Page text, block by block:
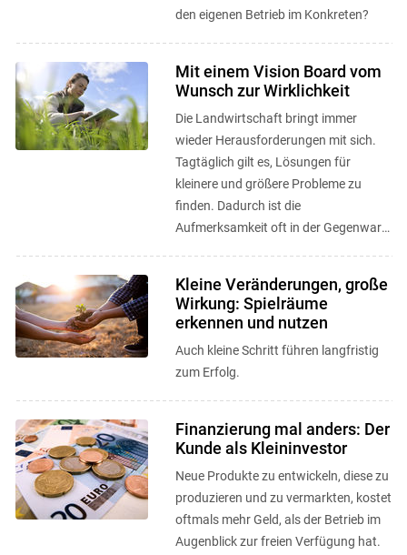
den eigenen Betrieb im Konkreten?
Mit einem Vision Board vom
Wunsch zur Wirklichkeit
Die Landwirtschaft bringt immer
wieder Herausforderungen mit sich.
Tagtäglich gilt es, Lösungen für
kleinere und größere Probleme zu
finden. Dadurch ist die
Aufmerksamkeit oft in der Gegenwart
Kleine Veränderungen, große
Wirkung: Spielräume
erkennen und nutzen
Auch kleine Schritt führen langfristig
zum Erfolg.
Finanzierung mal anders: Der
Kunde als Kleininvestor
Neue Produkte zu entwickeln, diese zu
produzieren und zu vermarkten, kostet
oftmals mehr Geld, als der Betrieb im
Augenblick zur freien Verfügung hat.